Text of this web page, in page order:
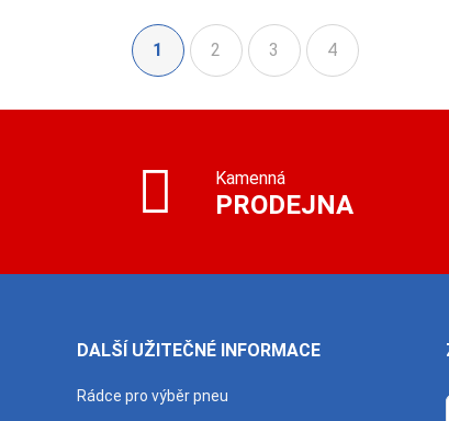
1(aktuální)
2 3 4
Kamenná
PRODEJNA
DALŠÍ UŽITEČNÉ INFORMACE
Rádce pro výběr pneu